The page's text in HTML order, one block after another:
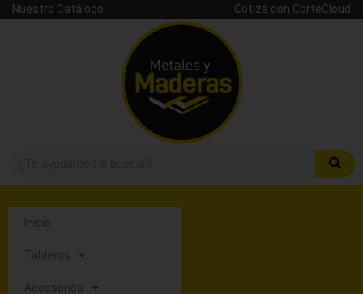
Nuestro Catálogo Cotiza con CorteCloud
Inicio
Tableros
Accesorios